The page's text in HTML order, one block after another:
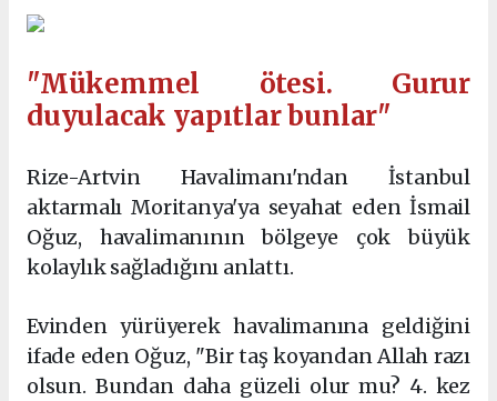
"Mükemmel ötesi. Gurur
duyulacak yapıtlar bunlar"
Rize-Artvin Havalimanı'ndan İstanbul
aktarmalı Moritanya'ya seyahat eden İsmail
Oğuz, havalimanının bölgeye çok büyük
kolaylık sağladığını anlattı.
Evinden yürüyerek havalimanına geldiğini
ifade eden Oğuz, "Bir taş koyandan Allah razı
olsun. Bundan daha güzeli olur mu? 4. kez